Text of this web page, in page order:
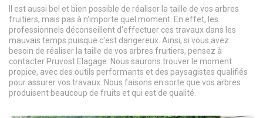
Il est aussi bel et bien possible de réaliser la taille de vos arbres
fruitiers, mais pas à n'importe quel moment. En effet, les
professionnels déconseillent d'effectuer ces travaux dans les
mauvais temps puisque c'est dangereux. Ainsi, si vous avez
besoin de réaliser la taille de vos arbres fruitiers, pensez à
contacter Pruvost Elagage. Nous saurons trouver le moment
propice, avec des outils performants et des paysagistes qualifiés
pour assurer vos travaux. Nous faisons en sorte que vos arbres
produisent beaucoup de fruits et qui est de qualité.